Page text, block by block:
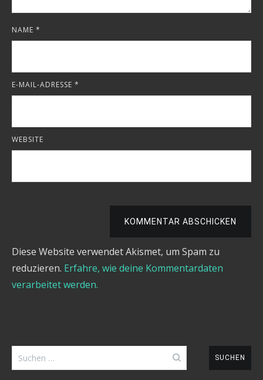
NAME *
E-MAIL-ADRESSE *
WEBSITE
KOMMENTAR ABSCHICKEN
Diese Website verwendet Akismet, um Spam zu
reduzieren. Erfahre, wie deine Kommentardaten
verarbeitet werden.
Suchen
nach: